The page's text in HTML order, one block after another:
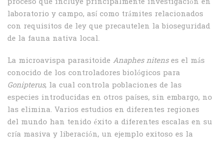
laboratorio y campo, así como trámites relacionados
con requisitos de ley que precautelen la bioseguridad
de la fauna nativa local.
La microavispa parasitoide Anaphes nitenses el más
conocido de los controladores biológicos para
Gonipterus, la cual controla poblaciones de las
especies introducidas en otros países, sin embargo, no
las elimina. Varios estudios en diferentes regiones
del mundo han tenido éxito a diferentes escalas en su
cría masiva y liberación, un ejemplo exitoso es la